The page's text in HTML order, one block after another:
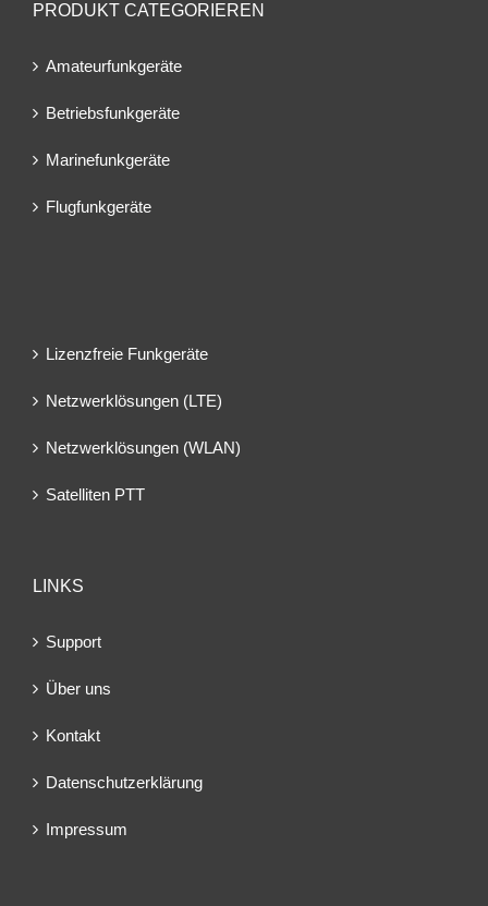
PRODUKT CATEGORIEREN
Amateurfunkgeräte
Betriebsfunkgeräte
Marinefunkgeräte
Flugfunkgeräte
Lizenzfreie Funkgeräte
Netzwerklösungen (LTE)
Netzwerklösungen (WLAN)
Satelliten PTT
LINKS
Support
Über uns
Kontakt
Datenschutzerklärung
Impressum